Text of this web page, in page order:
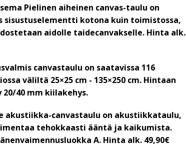
Pielinen aiheinen canvas-taulu on
sisustuselementti kotona kuin toimistossa,
aidolle taidecanvakselle. Hinta alk.
canvastaulu on saatavissa 116
väliltä 25×25 cm - 135×250 cm. Hintaan
20/40 mm kiilakehys.
akustiikka-canvastaulu on akustiikkataulu,
tehokkaasti ääntä ja kaikumista.
A. Hinta alk. 49,90€